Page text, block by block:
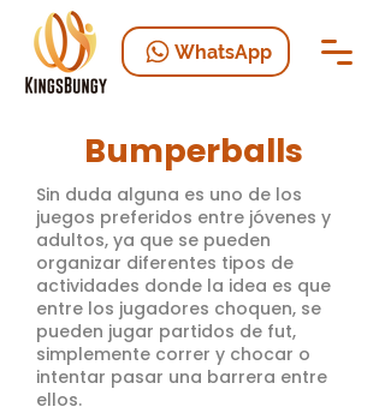
WhatsApp
Bumperballs
Sin duda alguna es uno de los
juegos preferidos entre jóvenes y
adultos, ya que se pueden
organizar diferentes tipos de
actividades donde la idea es que
entre los jugadores choquen, se
pueden jugar partidos de fut,
simplemente correr y chocar o
intentar pasar una barrera entre
ellos.